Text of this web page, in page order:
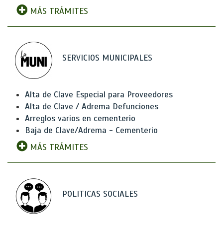
MÁS TRÁMITES
SERVICIOS MUNICIPALES
Alta de Clave Especial para Proveedores
Alta de Clave / Adrema Defunciones
Arreglos varios en cementerio
Baja de Clave/Adrema - Cementerio
MÁS TRÁMITES
POLITICAS SOCIALES